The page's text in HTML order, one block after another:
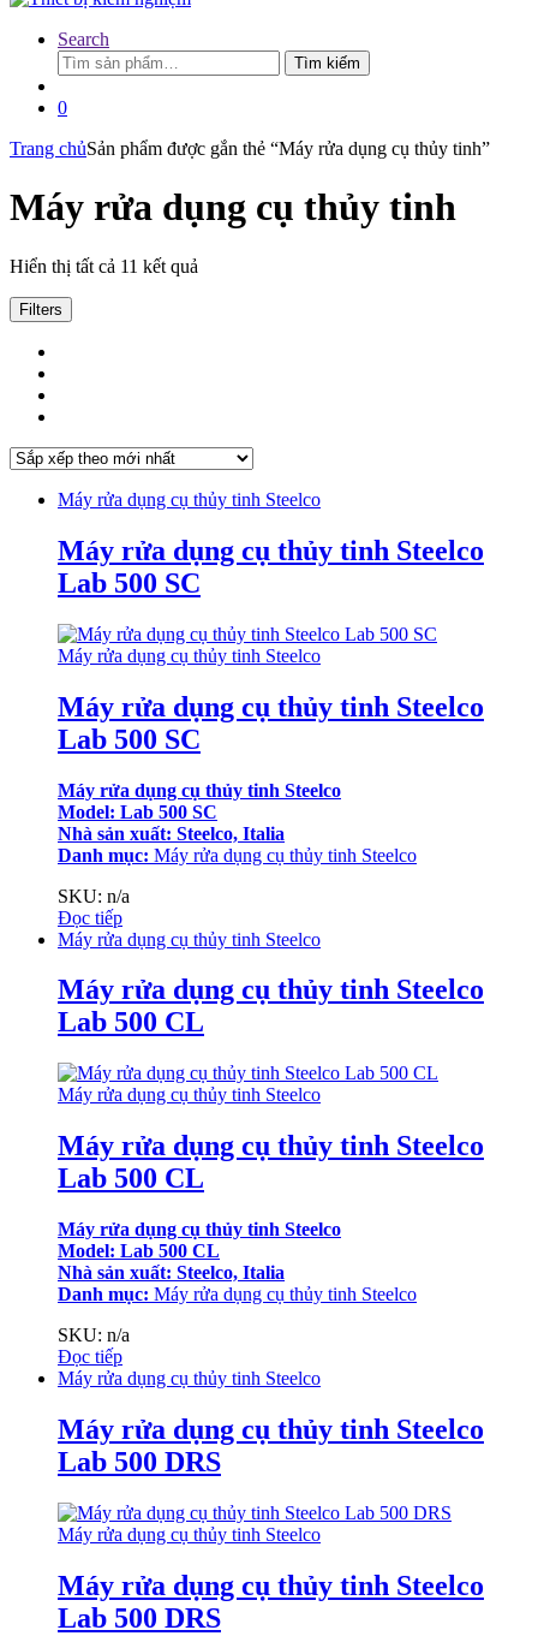
Search
Tìm
kiếm:
Tìm kiếm
0
Trang chủSản phẩm được gắn thẻ “Máy rửa dụng cụ thủy tinh”
Máy rửa dụng cụ thủy tinh
Hiển thị tất cả 11 kết quả
Filters
Máy rửa dụng cụ thủy tinh Steelco
Máy rửa dụng cụ thủy tinh Steelco
Lab 500 SC
Máy rửa dụng cụ thủy tinh Steelco
Máy rửa dụng cụ thủy tinh Steelco
Lab 500 SC
Máy rửa dụng cụ thủy tinh Steelco
Model: Lab 500 SC
Nhà sản xuất: Steelco, Italia
Danh mục: Máy rửa dụng cụ thủy tinh Steelco
SKU: n/a
Đọc tiếp
Máy rửa dụng cụ thủy tinh Steelco
Máy rửa dụng cụ thủy tinh Steelco
Lab 500 CL
Máy rửa dụng cụ thủy tinh Steelco
Máy rửa dụng cụ thủy tinh Steelco
Lab 500 CL
Máy rửa dụng cụ thủy tinh Steelco
Model: Lab 500 CL
Nhà sản xuất: Steelco, Italia
Danh mục: Máy rửa dụng cụ thủy tinh Steelco
SKU: n/a
Đọc tiếp
Máy rửa dụng cụ thủy tinh Steelco
Máy rửa dụng cụ thủy tinh Steelco
Lab 500 DRS
Máy rửa dụng cụ thủy tinh Steelco
Máy rửa dụng cụ thủy tinh Steelco
Lab 500 DRS